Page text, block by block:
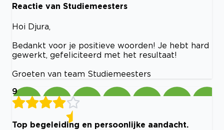
Reactie van Studiemeesters
Hoi Djura,
Bedankt voor je positieve woorden! Je hebt hard
gewerkt, gefeliciteerd met het resultaat!
Groeten van team Studiemeesters
9
Top begeleiding en persoonlijke aandacht.